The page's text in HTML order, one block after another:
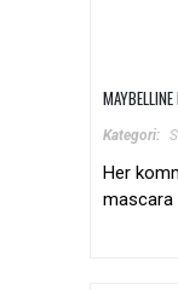
Kategori:
Her
mascara